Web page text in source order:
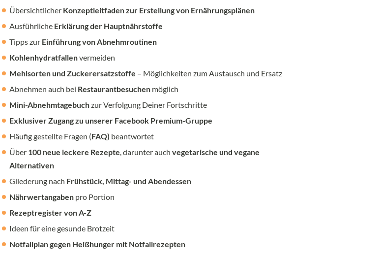
Übersichtlicher Konzeptleitfaden zur Erstellung von Ernährungsplänen
Ausführliche Erklärung der Hauptnährstoffe
Tipps zur Einführung von Abnehmroutinen
Kohlenhydratfallenvermeiden
Mehlsorten und Zuckerersatzstoffe – Möglichkeiten zum Austausch und Ersatz
Abnehmen auch bei Restaurantbesuchen möglich
Mini-Abnehmtagebuchzur Verfolgung Deiner Fortschritte
Exklusiver Zugang zu unserer Facebook Premium-Gruppe
Häufig gestellte Fragen (FAQ) beantwortet
Über 100 neue leckere Rezepte, darunter auch vegetarische und vegane
Alternativen
Gliederung nach Frühstück, Mittag- und Abendessen
Nährwertangaben pro Portion
Rezeptregister von A-Z
Ideen für eine gesunde Brotzeit
Notfallplan gegen Heißhunger mit Notfallrezepten